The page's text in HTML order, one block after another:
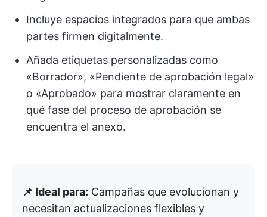
Incluye espacios integrados para que ambas
partes firmen digitalmente.
Añada etiquetas personalizadas como
«Borrador», «Pendiente de aprobación legal»
o «Aprobado» para mostrar claramente en
qué fase del proceso de aprobación se
encuentra el anexo.
📌 Ideal para: Campañas que evolucionan y
necesitan actualizaciones flexibles y